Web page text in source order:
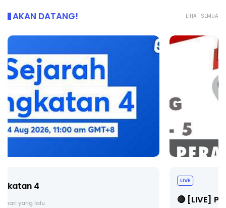
LIHAT SEMUA
AKAN DATANG!
🔴 [LIVE] PRINSIP PERAKAUNAN, BEDAH TUNTAS